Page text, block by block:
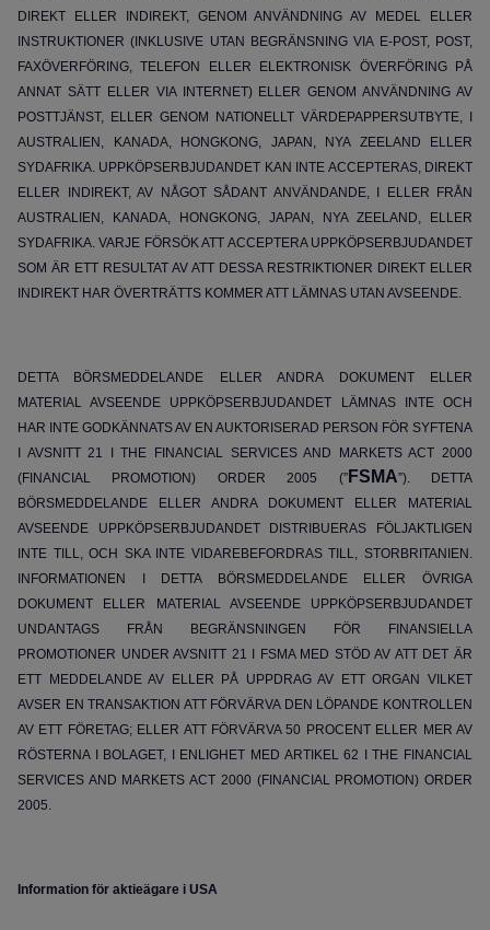
DIREKT ELLER INDIREKT, GENOM ANVÄNDNING AV MEDEL ELLER
INSTRUKTIONER (INKLUSIVE UTAN BEGRÄNSNING VIA E-POST, POST,
FAXÖVERFÖRING, TELEFON ELLER ELEKTRONISK ÖVERFÖRING PÅ
ANNAT SÄTT ELLER VIA INTERNET) ELLER GENOM ANVÄNDNING AV
POSTTJÄNST, ELLER GENOM NATIONELLT VÄRDEPAPPERSUTBYTE, I
AUSTRALIEN, KANADA, HONGKONG, JAPAN, NYA ZEELAND ELLER
SYDAFRIKA. UPPKÖPSERBJUDANDET KAN INTE ACCEPTERAS, DIREKT
ELLER INDIREKT, AV NÅGOT SÅDANT ANVÄNDANDE, I ELLER FRÅN
AUSTRALIEN, KANADA, HONGKONG, JAPAN, NYA ZEELAND, ELLER
SYDAFRIKA. VARJE FÖRSÖK ATT ACCEPTERA UPPKÖPSERBJUDANDET
SOM ÄR ETT RESULTAT AV ATT DESSA RESTRIKTIONER DIREKT ELLER
INDIREKT HAR ÖVERTRÄTTS KOMMER ATT LÄMNAS UTAN AVSEENDE.
DETTA BÖRSMEDDELANDE ELLER ANDRA DOKUMENT ELLER
MATERIAL AVSEENDE UPPKÖPSERBJUDANDET LÄMNAS INTE OCH
HAR INTE GODKÄNNATS AV EN AUKTORISERAD PERSON FÖR SYFTENA
I AVSNITT 21 I THE FINANCIAL SERVICES AND MARKETS ACT 2000
(FINANCIAL PROMOTION) ORDER 2005 (”FSMA”). DETTA
BÖRSMEDDELANDE ELLER ANDRA DOKUMENT ELLER MATERIAL
AVSEENDE UPPKÖPSERBJUDANDET DISTRIBUERAS FÖLJAKTLIGEN
INTE TILL, OCH SKA INTE VIDAREBEFORDRAS TILL, STORBRITANIEN.
INFORMATIONEN I DETTA BÖRSMEDDELANDE ELLER ÖVRIGA
DOKUMENT ELLER MATERIAL AVSEENDE UPPKÖPSERBJUDANDET
UNDANTAGS FRÅN BEGRÄNSNINGEN FÖR FINANSIELLA
PROMOTIONER UNDER AVSNITT 21 I FSMA MED STÖD AV ATT DET ÄR
ETT MEDDELANDE AV ELLER PÅ UPPDRAG AV ETT ORGAN VILKET
AVSER EN TRANSAKTION ATT FÖRVÄRVA DEN LÖPANDE KONTROLLEN
AV ETT FÖRETAG; ELLER ATT FÖRVÄRVA 50 PROCENT ELLER MER AV
RÖSTERNA I BOLAGET, I ENLIGHET MED ARTIKEL 62 I THE FINANCIAL
SERVICES AND MARKETS ACT 2000 (FINANCIAL PROMOTION) ORDER
2005.
Information för aktieägare i USA